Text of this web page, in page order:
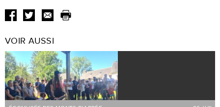
VOIR AUSSI